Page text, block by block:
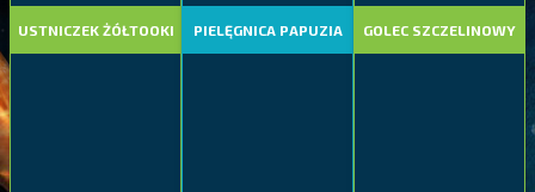
USTNICZEK ŻÓŁTOOKI PIELĘGNICA PAPUZIA GOLEC SZCZELINOWY